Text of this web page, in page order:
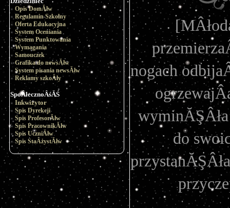
Opis DomĂłw
Regulamin Szkolny
Oferta Edukacyjna
System Oceniania
System Punktowania
Wymagania
Samouczek
Grafika do newsĂłw
System pisania newsĂłw
Reklamy szkoÂły
SpoÂłecznoÂśĂŚ
Inkwizytor
Spis Dyrekcji
Spis ProfesorĂłw
Spis PracownikĂłw
Spis UczniĂłw
Spis StaÂżystĂłw
nogach
do